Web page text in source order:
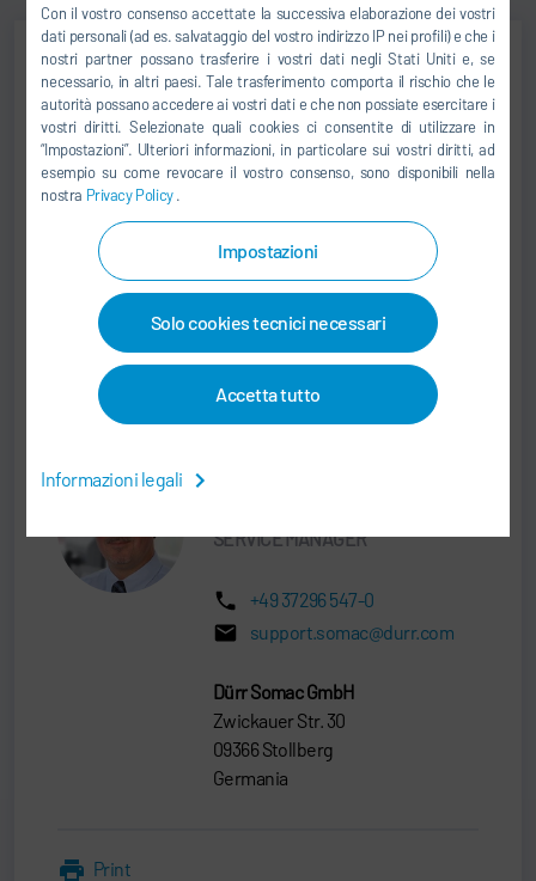
Con il vostro consenso accettate la successiva elaborazione dei vostri
dati personali (ad es. salvataggio del vostro indirizzo IP nei profili) e che i
nostri partner possano trasferire i vostri dati negli Stati Uniti e, se
necessario, in altri paesi. Tale trasferimento comporta il rischio che le
autorità possano accedere ai vostri dati e che non possiate esercitare i
vostri diritti. Selezionate quali cookies ci consentite di utilizzare in
“Impostazioni”. Ulteriori informazioni, in particolare sui vostri diritti, ad
esempio su come revocare il vostro consenso, sono disponibili nella
nostra Privacy Policy.
Impostazioni
Solo cookies tecnici necessari
Accetta tutto
Informazioni legali
Jörg Otto
ACCOUNT SALES MANAGER
support.somac@durr.com
Dürr Somac GmbH
Zwickauer Str. 30
SERVICE MANAGER
+49 37296 547-0
support.somac@durr.com
Dürr Somac GmbH
Zwickauer Str. 30
09366 Stollberg
Germania
Print